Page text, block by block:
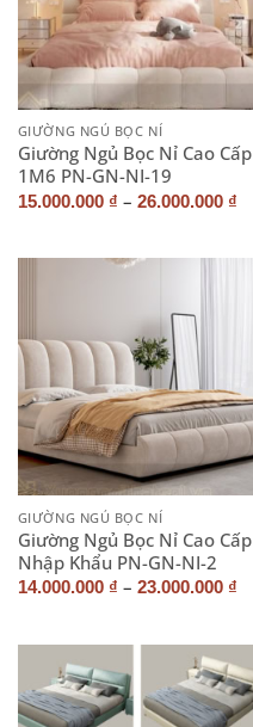
GIƯỜNG NGỦ BỌC NỈ
Giường Ngủ Bọc Nỉ Cao Cấp
1M6 PN-GN-NI-19
15.000.000 ₫ – 26.000.000 ₫
GIƯỜNG NGỦ BỌC NỈ
Giường Ngủ Bọc Nỉ Cao Cấp
Nhập Khẩu PN-GN-NI-2
14.000.000 ₫ – 23.000.000 ₫